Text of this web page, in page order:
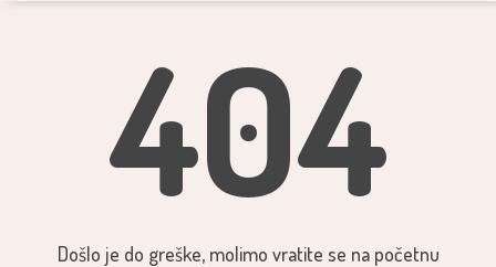
404
Došlo je do greške, molimo vratite se na početnu